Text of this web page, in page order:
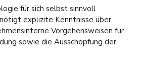
für sich selbst sinnvoll
explizite Kenntnisse über
Vorgehensweisen für
sowie die Ausschöpfung der